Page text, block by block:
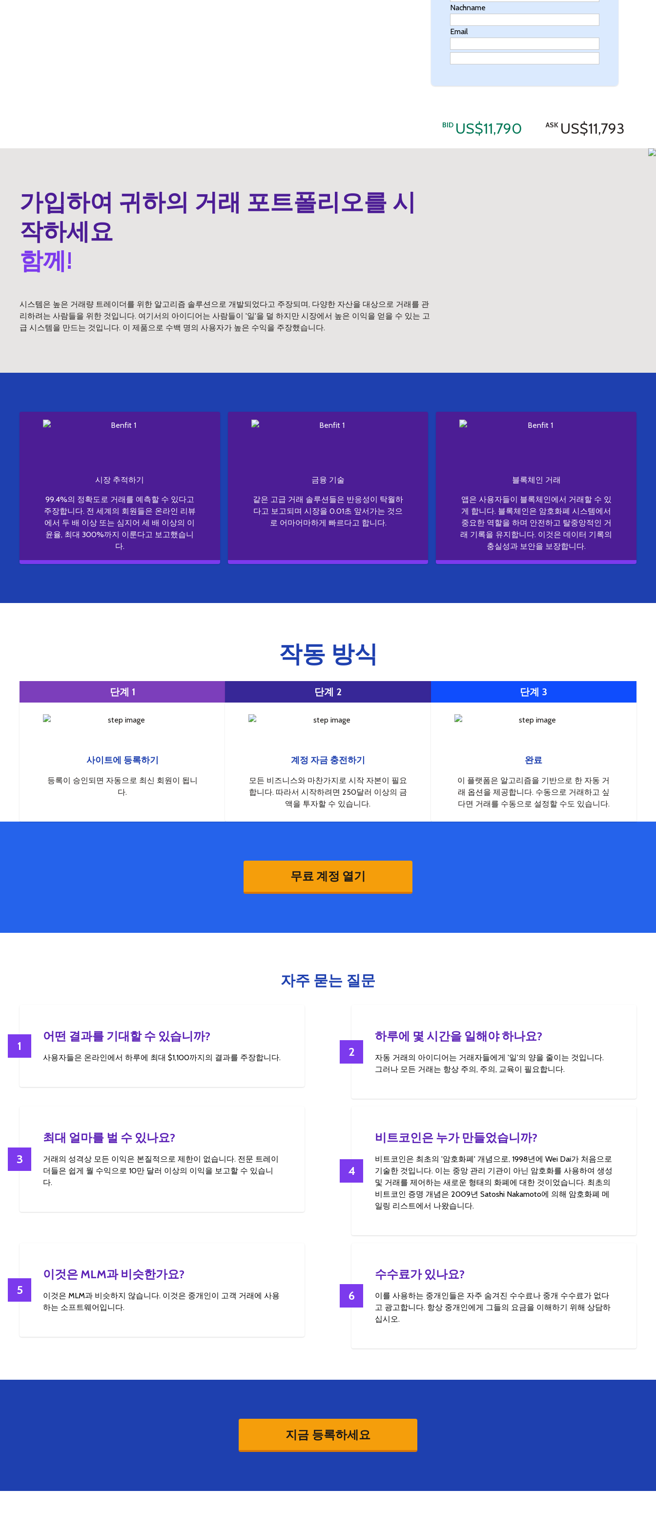
Nachname
Email
BID US$11,790 ASK US$11,793
가입하여 귀하의 거래 포트폴리오를 시
작하세요
함께!
시스템은 높은 거래량 트레이더를 위한 알고리즘 솔루션으로 개발되었다고 주장되며, 다양한 자산을 대상으로 거래를 관
리하려는 사람들을 위한 것입니다. 여기서의 아이디어는 사람들이 '일'을 덜 하지만 시장에서 높은 이익을 얻을 수 있는 고
급 시스템을 만드는 것입니다. 이 제품으로 수백 명의 사용자가 높은 수익을 주장했습니다.
시장 추적하기
99.4%의 정확도로 거래를 예측할 수 있다고
주장합니다. 전 세계의 회원들은 온라인 리뷰
에서 두 배 이상 또는 심지어 세 배 이상의 이
윤율, 최대 300%까지 이룬다고 보고했습니
다.
금융 기술
같은 고급 거래 솔루션들은 반응성이 탁월하
다고 보고되며 시장을 0.01초 앞서가는 것으
로 어마어마하게 빠르다고 합니다.
블록체인 거래
앱은 사용자들이 블록체인에서 거래할 수 있
게 합니다. 블록체인은 암호화폐 시스템에서
중요한 역할을 하며 안전하고 탈중앙적인 거
래 기록을 유지합니다. 이것은 데이터 기록의
충실성과 보안을 보장합니다.
작동 방식
단계 1
사이트에 등록하기
등록이 승인되면 자동으로 최신 회원이 됩니
다.
단계 2
계정 자금 충전하기
모든 비즈니스와 마찬가지로 시작 자본이 필요
합니다. 따라서 시작하려면 250달러 이상의 금
액을 투자할 수 있습니다.
단계 3
완료
이 플랫폼은 알고리즘을 기반으로 한 자동 거
래 옵션을 제공합니다. 수동으로 거래하고 싶
다면 거래를 수동으로 설정할 수도 있습니다.
무료 계정 열기
자주 묻는 질문
1
어떤 결과를 기대할 수 있습니까?
사용자들은 온라인에서 하루에 최대 $1,100까지의 결과를 주장합니다. 2
하루에 몇 시간을 일해야 하나요?
자동 거래의 아이디어는 거래자들에게 '일'의 양을 줄이는 것입니다.
그러나 모든 거래는 항상 주의, 주의, 교육이 필요합니다.
3
최대 얼마를 벌 수 있나요?
거래의 성격상 모든 이익은 본질적으로 제한이 없습니다. 전문 트레이
더들은 쉽게 월 수익으로 10만 달러 이상의 이익을 보고할 수 있습니
다.
4
비트코인은 누가 만들었습니까?
비트코인은 최초의 '암호화폐' 개념으로, 1998년에 Wei Dai가 처음으로
기술한 것입니다. 이는 중앙 관리 기관이 아닌 암호화를 사용하여 생성
및 거래를 제어하는 새로운 형태의 화폐에 대한 것이었습니다. 최초의
비트코인 증명 개념은 2009년 Satoshi Nakamoto에 의해 암호화폐 메
일링 리스트에서 나왔습니다.
5
이것은 MLM과 비슷한가요?
이것은 MLM과 비슷하지 않습니다. 이것은 중개인이 고객 거래에 사용
하는 소프트웨어입니다.
6
수수료가 있나요?
이를 사용하는 중개인들은 자주 숨겨진 수수료나 중개 수수료가 없다
고 광고합니다. 항상 중개인에게 그들의 요금을 이해하기 위해 상담하
십시오.
지금 등록하세요